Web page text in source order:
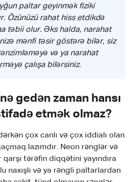
paltar geyinmək fiziki
Özünüzü rahat hiss etdikdə
təbii olur. Əks halda, narahat
mənfi təsir göstərə bilər, siz
və ya narahat
çalışa bilərsiniz.
gedən zaman hansı
etmək olmaz?
çox canlı və çox iddialı olan
lazımdır. Neon rənglər və
tərəfin diqqətini yayındıra
naxışlı və ya rəngli paltarlardan